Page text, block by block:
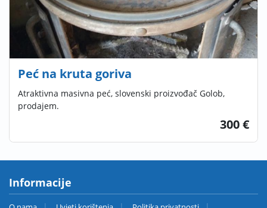
Peć na kruta goriva
Atraktivna masivna peć, slovenski proizvođač Golob,
prodajem.
300 €
Informacije